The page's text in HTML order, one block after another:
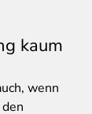
kaum
wenn